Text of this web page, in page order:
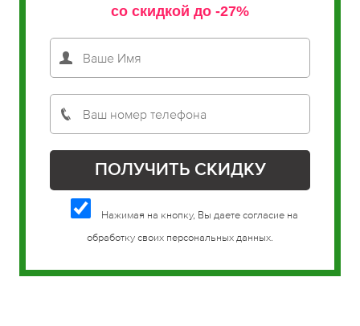
со скидкой до -27%
Нажимая на кнопку, Вы даете согласие на
обработку своих персональных данных.